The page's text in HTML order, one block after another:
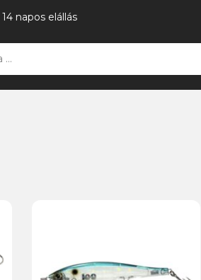
14 napos elállás